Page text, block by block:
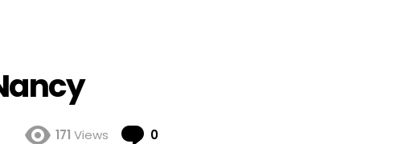
171 Views 0